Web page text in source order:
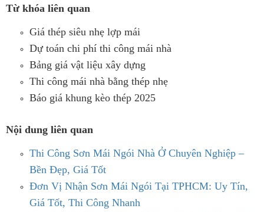
Từ khóa liên quan
Giá thép siêu nhẹ lợp mái
Dự toán chi phí thi công mái nhà
Bảng giá vật liệu xây dựng
Thi công mái nhà bằng thép nhẹ
Báo giá khung kèo thép 2025
Nội dung liên quan
Thi Công Sơn Mái Ngói Nhà Ở Chuyên Nghiệp –
Bền Đẹp, Giá Tốt
Đơn Vị Nhận Sơn Mái Ngói Tại TPHCM: Uy Tín,
Giá Tốt, Thi Công Nhanh